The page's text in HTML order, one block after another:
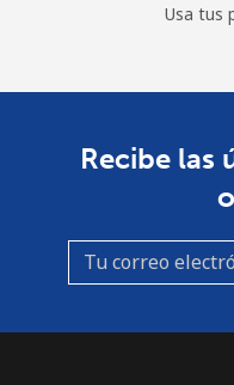
Usa tus
Recibe las